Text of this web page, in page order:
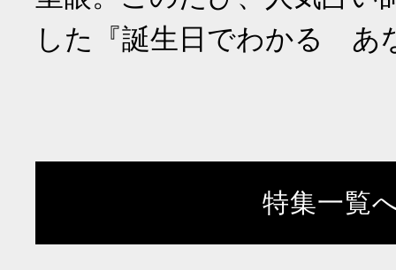
した『誕生日でわかる あ
特集一覧